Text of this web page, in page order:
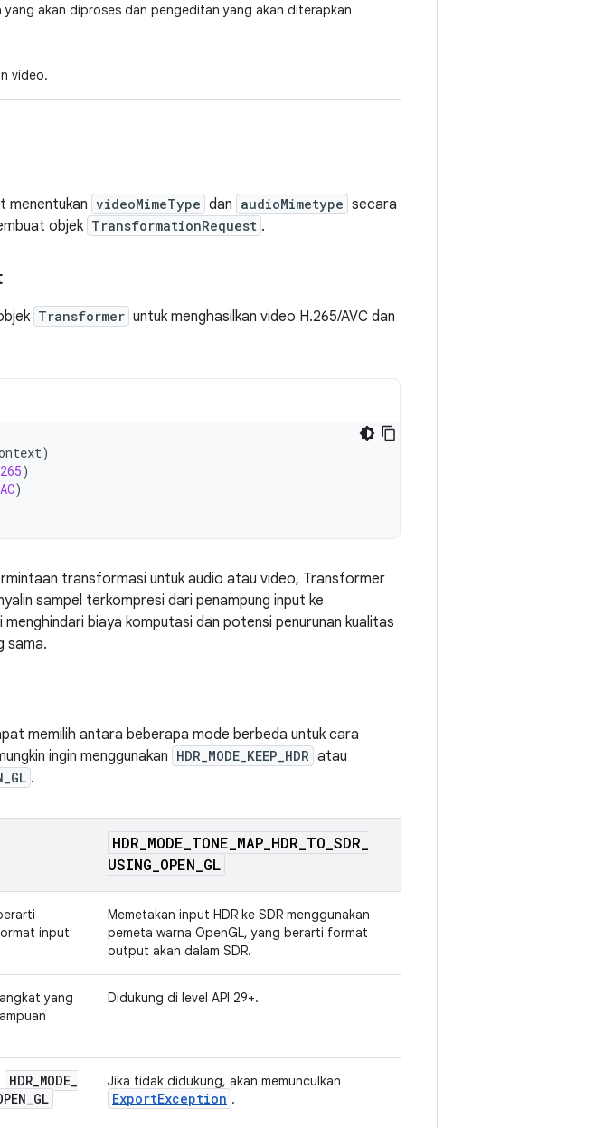
yang akan diproses dan pengeditan yang akan diterapkan
video.
menentukan videoMimeType dan audioMimetype secara
objek TransformationRequest .
Transformer untuk menghasilkan video H.265/AVC dan
)
)
)
transformasi untuk audio atau video, Transformer
sampel terkompresi dari penampung input ke
biaya komputasi dan potensi penurunan kualitas
sama.
memilih antara beberapa mode berbeda untuk cara
ingin menggunakan HDR_MODE_KEEP_HDR atau
.
HDR MODE TONE MAP HDR TO SDR
USING OPEN GL
input
Memetakan input HDR ke SDR menggunakan
pemeta warna OpenGL, yang berarti format
output akan dalam SDR.
yang
Didukung di level API 29+.
HDR_MODE_
_GL
Jika tidak didukung, akan memunculkan
ExportException .